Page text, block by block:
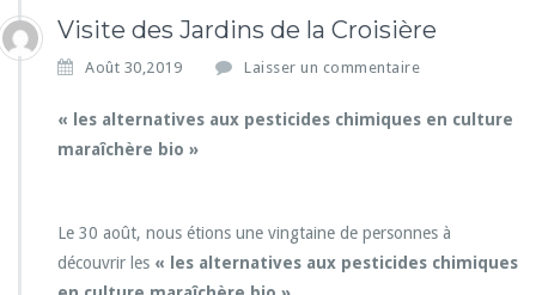
Visite des Jardins de la Croisière
Août 30,2019 Laisser un commentaire
« les alternatives aux pesticides chimiques en culture
maraîchère bio »
Le 30 août, nous étions une vingtaine de personnes à
découvrir les « les alternatives aux pesticides chimiques